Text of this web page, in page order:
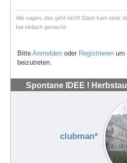
Alle sagen, das geht nicht! Dann kam einer
hat einfach gemacht.
Bitte Anmelden oder Registrieren um
beizutreten.
Spontane IDEE !
clubman*